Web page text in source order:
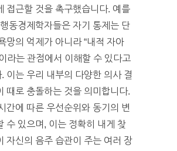
접근할 것을 촉구했습니다. 예를
동경제학자들은 자기 통제는 단
망의 억제가 아니라 “내적 자아
라는 관점에서 이해할 수 있다고
이는 우리 내부의 다양한 의사 결
때로 충돌하는 것을 의미합니다.
간에 따른 우선순위와 동기의 변
수 있으며, 이는 정확히 내게 찾
자신의 음주 습관이 주는 여러 장